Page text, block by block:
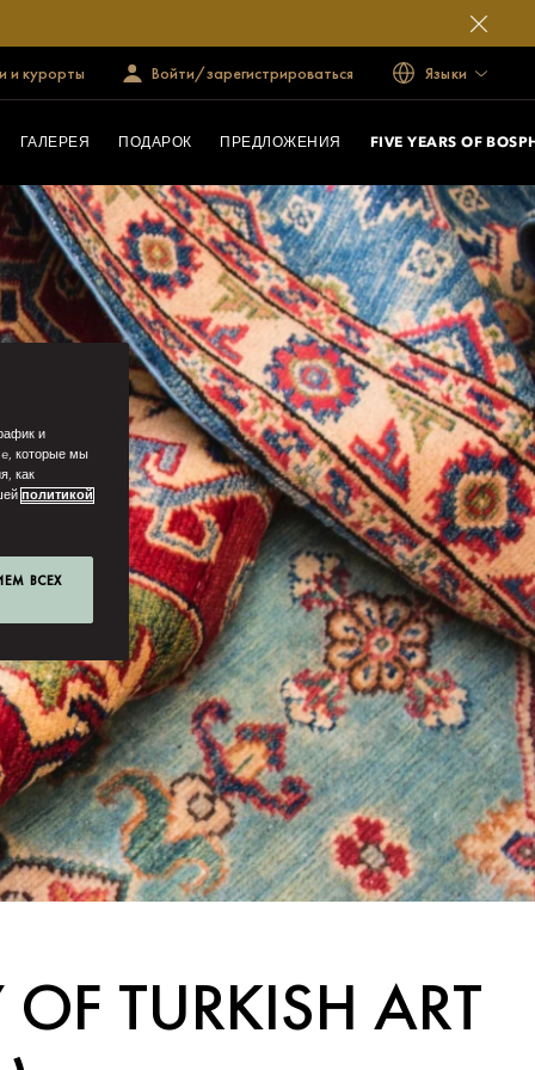
и курорты Войти/зарегистрироваться Языки
ГАЛЕРЕЯ ПОДАРОК ПРЕДЛОЖЕНИЯ FIVE YEARS OF
TURKISH ART
и
которые мы
как
политикой
ВСЕХ